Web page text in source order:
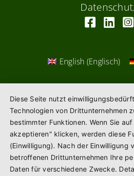
English (Englisch)
Diese Seite nutzt
Technologien von Drittunternehmen
bestimmter Funktionen. Wenn Sie
akzeptieren" klicken, werden diese
(Einwilligung). Nach der Einwilligung
betroffenen Drittunternehmen Ihre
Daten für verschiedene Zwecke.